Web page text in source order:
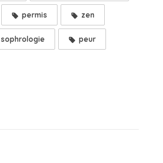
permis zen
sophrologie peur